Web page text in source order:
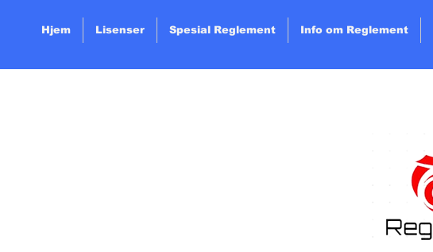
Hjem Lisenser Spesial Reglement Info om Reglement